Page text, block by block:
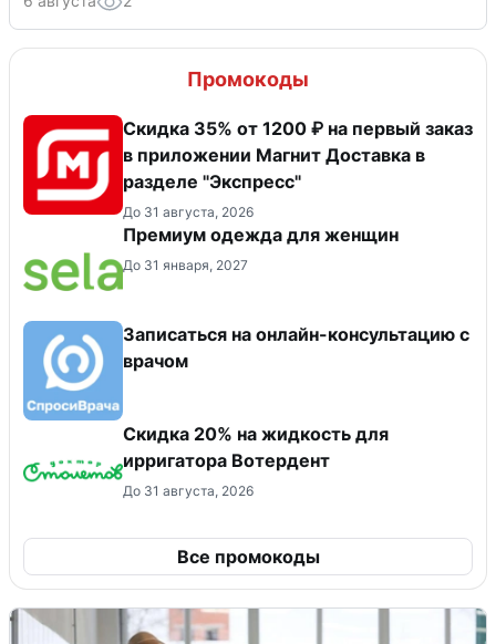
Промокоды
Скидка 35% от 1200 ₽ на первый заказ
в приложении Магнит Доставка в
разделе "Экспресс"
До 31 августа, 2026
Премиум одежда для женщин
До 31 января, 2027
Записаться на онлайн-консультацию с
врачом
Скидка 20% на жидкость для
ирригатора Вотердент
До 31 августа, 2026
Все промокоды